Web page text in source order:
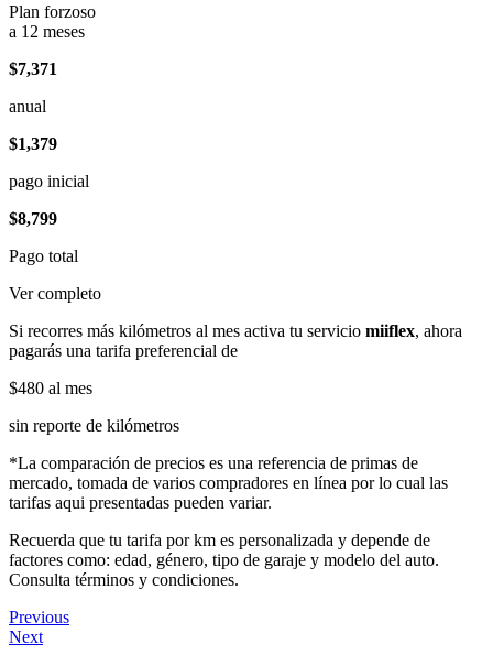
Plan forzoso
a 12 meses
$7,371
anual
$1,379
pago inicial
$8,799
Pago total
Ver completo
Si recorres más kilómetros al mes activa tu servicio miiflex, ahora
pagarás una tarifa preferencial de
$480 al mes
sin reporte de kilómetros
*La comparación de precios es una referencia de primas de
mercado, tomada de varios compradores en línea por lo cual las
tarifas aqui presentadas pueden variar.
Recuerda que tu tarifa por km es personalizada y depende de
factores como: edad, género, tipo de garaje y modelo del auto.
Consulta términos y condiciones.
Previous
Next